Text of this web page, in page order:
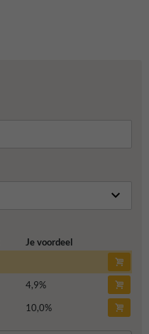
Je voordeel
4,9%
10,0%